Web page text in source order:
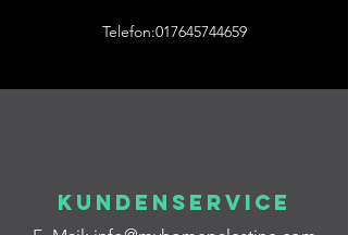
Telefon:017645744659
Kundenservice